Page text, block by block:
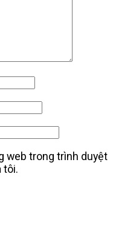
web trong trình duyệt
tôi.